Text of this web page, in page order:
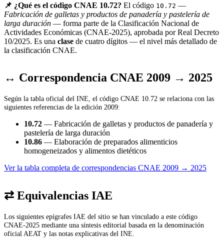
📌 ¿Qué es el código CNAE 10.72? El código 10.72 —
Fabricación de galletas y productos de panadería y pastelería de
larga duración — forma parte de la Clasificación Nacional de
Actividades Económicas (CNAE-2025), aprobada por Real Decreto
10/2025. Es una clase de cuatro dígitos — el nivel más detallado de
la clasificación CNAE.
↔ Correspondencia CNAE 2009 → 2025
Según la tabla oficial del INE, el código CNAE 10.72 se relaciona con las
siguientes referencias de la edición 2009:
10.72 — Fabricación de galletas y productos de panadería y
pastelería de larga duración
10.86 — Elaboración de preparados alimenticios
homogeneizados y alimentos dietéticos
Ver la tabla completa de correspondencias CNAE 2009 → 2025
⇄ Equivalencias IAE
Los siguientes epígrafes IAE del sitio se han vinculado a este código
CNAE-2025 mediante una síntesis editorial basada en la denominación
oficial AEAT y las notas explicativas del INE.